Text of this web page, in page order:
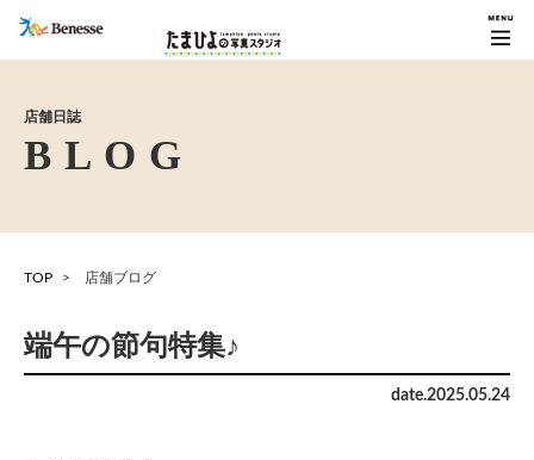
店舗日誌
TOP 店舗ブログ
端午の節句特集♪
date.2025.05.24